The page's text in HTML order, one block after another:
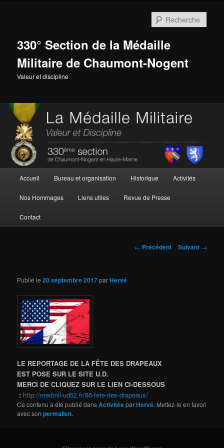
330° Section de la Médaille
Militaire de Chaumont-Nogent
Valeur et discipline
principal
Accueil Bureau et organisation Historique Activités
Nos Hommages Liens utiles Revue de Presse
Contact
Navigation
← Précédent Suivant →
Publié le20 septembre 2017parHervé
LE REPORTAGE DE LA FÊTE DES DRAPEAUX
EST POSE SUR LE SITE U.D.
MERCI DE CLIQUEZ SUR LE LIEN CI-DESSOUS
: http://medmil-ud52.fr/86-fete-des-drapeaux/
Ce contenu a été publié dansActivitésparHervé. Mettez-le en favori
avec sonpermalien.